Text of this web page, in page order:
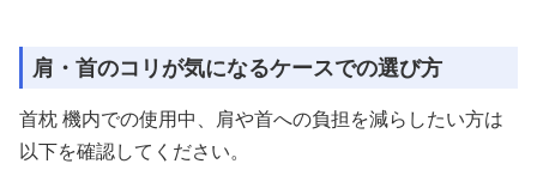
肩・首のコリが気になるケースでの選び方
首枕 機内での使用中、肩や首への負担を減らしたい方は
以下を確認してください。